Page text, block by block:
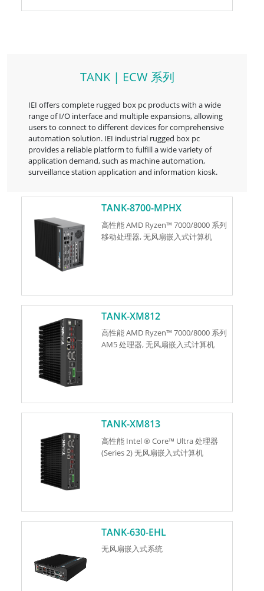
TANK | ECW 系列
IEI offers complete rugged box pc products with a wide
range of I/O interface and multiple expansions, allowing
users to connect to different devices for comprehensive
automation solution. IEI industrial rugged box pc
provides a reliable platform to fulfill a wide variety of
application demand, such as machine automation,
surveillance station application and information kiosk.
TANK-8700-MPHX
高性能 AMD Ryzen™ 7000/8000 系列
移动处理器, 无风扇嵌入式计算机
TANK-XM812
高性能 AMD Ryzen™ 7000/8000 系列
AM5 处理器, 无风扇嵌入式计算机
TANK-XM813
高性能 Intel ® Core™ Ultra 处理器
(Series 2) 无风扇嵌入式计算机
TANK-630-EHL
无风扇嵌入式系统